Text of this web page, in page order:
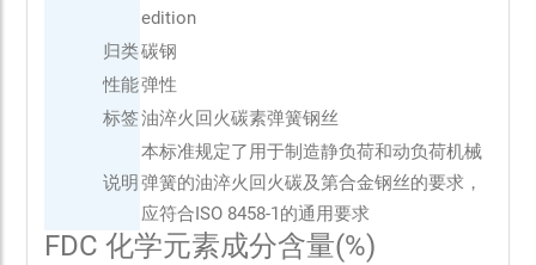
edition
归类碳钢
性能弹性
标签油淬火回火碳素弹簧钢丝
说明
本标准规定了用于制造静负荷和动负荷机械
弹簧的油淬火回火碳及第合金钢丝的要求，
应符合ISO 8458-1的通用要求
FDC 化学元素成分含量(%)